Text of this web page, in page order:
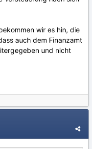
wir es hin, die
auch dem Finanzamt
und nicht